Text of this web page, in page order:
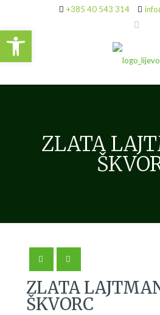
Open toolbar
+385 40 543 314
ZLATA
ZLATA
ŠKVORC